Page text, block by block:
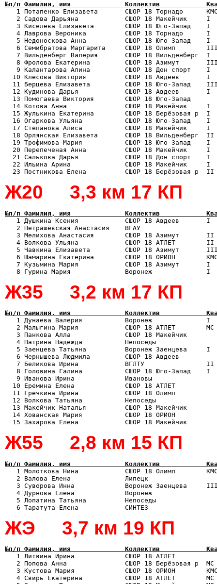
№п/п Фамилия, имя              Коллектив            Квал
1 Потапенко Елизавета       СШОР 18 Торнадо
2 Садова Дарьяна            СШОР 18 Макейчик
3 Киселева Елизавета        СШОР 18 Юго-
4 Лаврова Вероника          СШОР 18 Торнадо
5 Недоноскова Анна          СШОР 18 Юго-
6 Семибратова Маргарита     СШОР 18 Олимп
7 Вильденберг Валерия       СШОР 18
8 Фролова Екатерина         СШОР 18 Азимут
9 Калантарова Алина         СШОР 18 Дон
10 Клёсова Виктория          СШОР 18 Авдеев
11 Берцева Елизавета         СШОР 18 Юго-
12 Кудинова Дарья            СШОР 18 Авдеев
13 Помогаева Виктория        СШОР 18 Юго-
14 Котова Анна               СШОР 18 Макейчик
15 Жулькина Екатерина        СШОР 18
16 Огаркова Ульяна           СШОР 18 Юго-
17 Степанова Алиса           СШОР 18 Макейчик
18 Орлянская Елизавета       СШОР 18
19 Трофимова Мария           СШОР 18 Юго-
20 Перепеченая Анна          СШОР 18 Макейчик
21 Салькова Дарья            СШОР 18 Дон
22 Ильина Арина              СШОР 18 Макейчик
Ж20 3,3 км 17 КП
№п/п Фамилия, имя              Коллектив            Квал
1 Душкина Ксения            СШОР 18 Авдеев
2 Петрашевская Анастасия    ВГАУ
3 Мелихова Анастасия        СШОР 18 Азимут
4 Волкова Ульяна            СШОР 18 АТЛЕТ
5 Чавкина Елизавета         СШОР 18 Азимут
6 Шамарина Екатерина        СШОР 18 ОРИОН
7 Кузьмина Мария            СШОР 18 Азимут
Ж35 3,2 км 17 КП
№п/п Фамилия, имя              Коллектив            Квал
1 Дунаева Валерия           Воронеж
2 Малыгина Мария            СШОР 18 АТЛЕТ
3 Панкова Алла              СШОР 18 Макейчик
4 Патрина Надежда           Непоседы
5 Заенцева Татьяна          Воронеж Заенцева
6 Чернышева Людмила         СШОР 18 Авдеев
7 Беликова Ирина            ВГЛТУ
8 Головина Галина           СШОР 18 Юго-
9 Иванова Ирина             Ивановы
10 Еремина Елена             СШОР 18 АТЛЕТ
11 Гречкина Ирина            СШОР 18 Олимп
12 Волкова Татьяна           Непоседы
13 Макейчик Наталья          СШОР 18 Макейчик
14 Хованская Мария           СШОР 18 ОРИОН
Ж55 2,8 км 15 КП
№п/п Фамилия, имя              Коллектив            Квал
1 Молоткова Нина            СШОР 18 Олимп
2 Валова Елена              Липецк
3 Суворова Инна             Воронеж Заенцева
4 Дурнова Елена             Воронеж
5 Лопатина Татьяна          Непоседы
ЖЭ 3,7 км 19 КП
№п/п Фамилия, имя              Коллектив            Квал
1 Литвина Ирина             СШОР 18 АТЛЕТ
2 Попова Анна               СШОР 18
3 Кустова Мария             СШОР 18 ОРИОН
4 Свирь Екатерина           СШОР 18 АТЛЕТ